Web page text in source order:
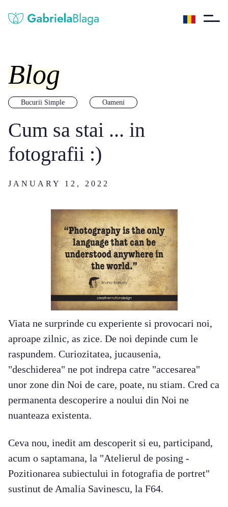
Blog
Bucurii Simple Oameni
Cum sa stai ... in
fotografii :)
JANUARY 12, 2022
Viata ne surprinde cu experiente si provocari noi,
aproape zilnic, as zice. De noi depinde cum le
raspundem. Curiozitatea, jucausenia,
"deschiderea" ne pot indrepa catre "accesarea"
unor zone din Noi de care, poate, nu stiam. Cred ca
permanenta descoperire a noului din Noi ne
nuanteaza existenta.
Ceva nou, inedit am descoperit si eu, participand,
acum o saptamana, la "Atelierul de posing -
Pozitionarea subiectului in fotografia de portret"
sustinut de Amalia Savinescu, la F64.